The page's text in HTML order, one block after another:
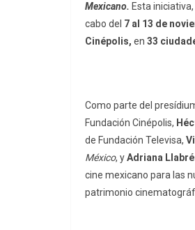
Mexicano. Esta
cabo del 7 al 13 de
Cinépolis, en 33
Como parte del
Fundación Cinépolis,
de Fundación Televisa,
México, yAdriana
cine mexicano para las
patrimonio